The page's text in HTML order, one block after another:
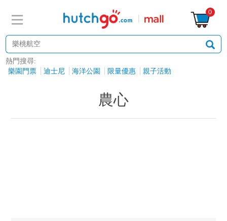
0
熱門搜尋:
樂園門票
迪士尼 海洋公園 限量優惠 親子活動
農心